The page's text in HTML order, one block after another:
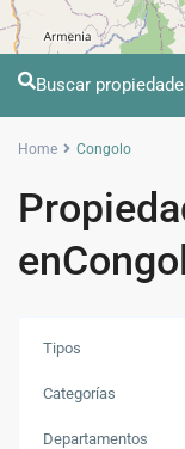
Buscar
Home Congolo
Tipos
Categorías
Departamentos